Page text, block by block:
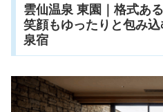
雲仙温泉 東園｜格式あ
笑顔もゆったりと包み
泉宿